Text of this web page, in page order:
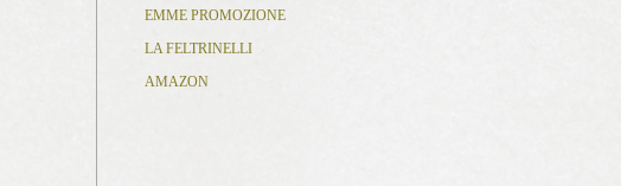
EMME PROMOZIONE
LA FELTRINELLI
AMAZON